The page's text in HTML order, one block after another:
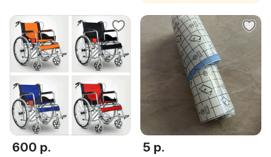
600 р. 5 р.